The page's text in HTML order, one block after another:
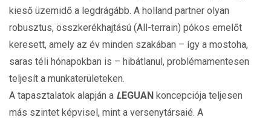
kieső üzemidő a legdrágább. A holland partner olyan
robusztus, összkerékhajtású (All-terrain) pókos emelőt
keresett, amely az év minden szakában – így a mostoha,
saras téli hónapokban is – hibátlanul, problémamentesen
teljesít a munkaterületeken.
A tapasztalatok alapján a LEGUAN koncepciója teljesen
más szintet képvisel, mint a versenytársaié. A